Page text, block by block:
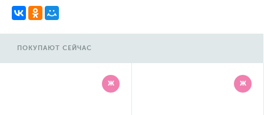
ПОКУПАЮТ СЕЙЧАС
Ж Ж